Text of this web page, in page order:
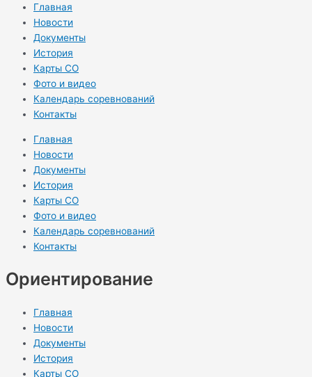
Главная
Новости
Документы
История
Карты СО
Фото и видео
Календарь соревнований
Контакты
Главная
Новости
Документы
История
Карты СО
Фото и видео
Календарь соревнований
Контакты
Ориентирование
Главная
Новости
Документы
История
Карты СО